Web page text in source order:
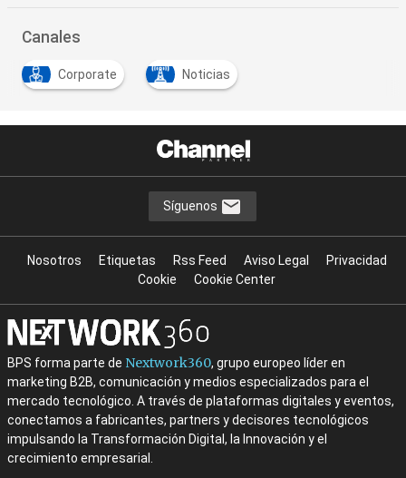
Canales
Corporate Noticias
Síguenos
Nosotros Etiquetas Rss Feed Aviso Legal
Privacidad
Cookie
Cookie Center
BPS forma parte de Nextwork360, grupo europeo líder en
marketing B2B, comunicación y medios especializados para el
mercado tecnológico. A través de plataformas digitales y eventos,
conectamos a fabricantes, partners y decisores tecnológicos
impulsando la Transformación Digital, la Innovación y el
crecimiento empresarial.